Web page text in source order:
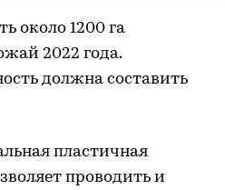
около 1200 га
2022 года.
должна составить
пластичная
проводить и